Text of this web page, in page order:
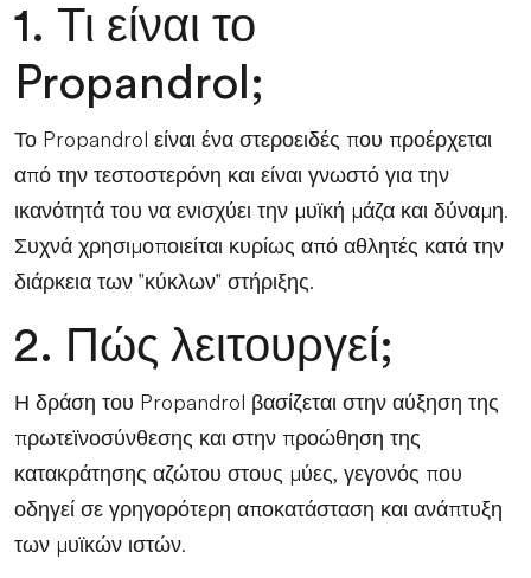
1. Τι είναι το
Propandrol;
Το Propandrol είναι ένα στεροειδές που προέρχεται
από την τεστοστερόνη και είναι γνωστό για την
ικανότητά του να ενισχύει την μυϊκή μάζα και δύναμη.
Συχνά χρησιμοποιείται κυρίως από αθλητές κατά την
διάρκεια των "κύκλων" στήριξης.
2. Πώς λειτουργεί;
Η δράση του Propandrol βασίζεται στην αύξηση της
πρωτεϊνοσύνθεσης και στην προώθηση της
κατακράτησης αζώτου στους μύες, γεγονός που
οδηγεί σε γρηγορότερη αποκατάσταση και ανάπτυξη
των μυϊκών ιστών.